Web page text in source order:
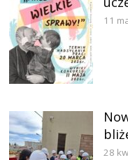
11
28